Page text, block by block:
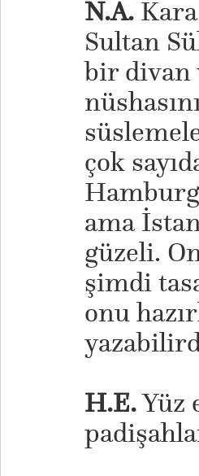
N.A.Kara
Sultan
bir divan
çok
ama
güzeli.
şimdi
onu
H.E.Yüz